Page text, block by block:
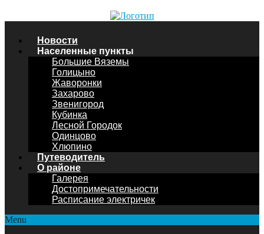
Новости
Населенные пункты
Большие Вяземы
Голицыно
Жаворонки
Захарово
Звенигород
Кубинка
Лесной Городок
Одинцово
Хлюпино
Путеводитель
О районе
Галерея
Достопримечательности
Расписание электричек
Menu